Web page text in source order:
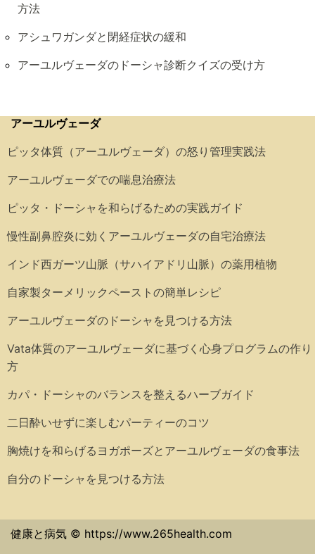
方法
アシュワガンダと閉経症状の緩和
アーユルヴェーダのドーシャ診断クイズの受け方
アーユルヴェーダ
ピッタ体質（アーユルヴェーダ）の怒り管理実践法
アーユルヴェーダでの喘息治療法
ピッタ・ドーシャを和らげるための実践ガイド
慢性副鼻腔炎に効くアーユルヴェーダの自宅治療法
インド西ガーツ山脈（サハイアドリ山脈）の薬用植物
自家製ターメリックペーストの簡単レシピ
アーユルヴェーダのドーシャを見つける方法
Vata体質のアーユルヴェーダに基づく心身プログラムの作り
方
カパ・ドーシャのバランスを整えるハーブガイド
二日酔いせずに楽しむパーティーのコツ
胸焼けを和らげるヨガポーズとアーユルヴェーダの食事法
自分のドーシャを見つける方法
健康と病気 © https://www.265health.com